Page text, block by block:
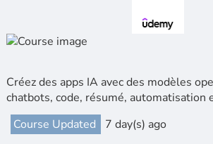
Créez des apps IA avec des modèles
chatbots, code, résumé, automatisation
Course Updated
7 day(s) ago